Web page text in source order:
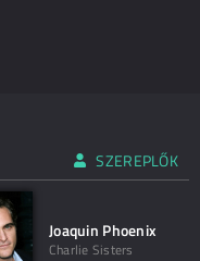
SZEREPLŐK
Joaquin Phoenix
Charlie Sisters